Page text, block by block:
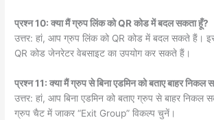
प्रश्न 10: क्या मैं ग्रुप लिंक को QR कोड में बदल सकता हूँ?
उत्तर: हां, आप ग्रुप लिंक को QR कोड में बदल सकते हैं।
QR कोड जेनरेटर वेबसाइट का उपयोग कर सकते हैं।
प्रश्न 11: क्या मैं ग्रुप से बिना एडमिन को बताए बाहर निकल
उत्तर: हां, आप बिना एडमिन को बताए ग्रुप से बाहर
ग्रुप चैट में जाकर “Exit Group” विकल्प चुनें।